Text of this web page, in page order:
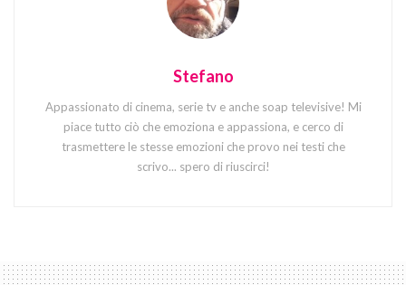
Stefano
Appassionato di cinema, serie tv e anche soap televisive! Mi
piace tutto ciò che emoziona e appassiona, e cerco di
trasmettere le stesse emozioni che provo nei testi che
scrivo... spero di riuscirci!